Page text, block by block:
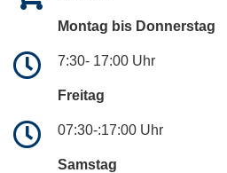
Montag bis Donnerstag
7:30- 17:00 Uhr
Freitag
07:30-:17:00 Uhr
Samstag